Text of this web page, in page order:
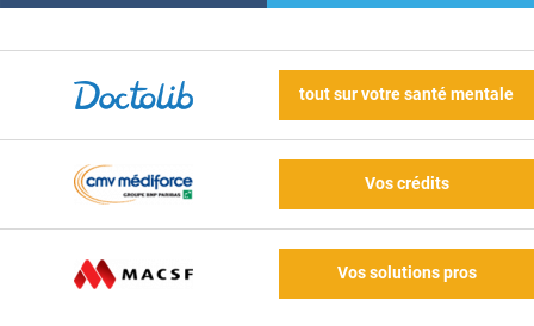
tout sur votre santé mentale
Vos crédits
Vos solutions pros